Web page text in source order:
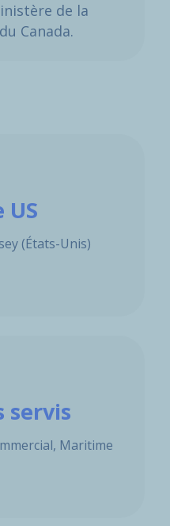
de la
Canada.
US
(États-Unis)
servis
Maritime